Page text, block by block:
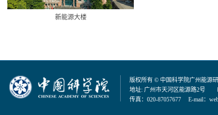
新能源大楼
版权所有 © 中国科学院广州能源
地址: 广州市天河区能源路2号
传真：020-87057677 E-mail：